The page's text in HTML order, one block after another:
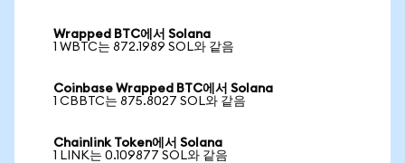
Wrapped BTC에서 Solana
1 WBTC는 872.1989 SOL와 같음
Coinbase Wrapped BTC에서 Solana
1 CBBTC는 875.8027 SOL와 같음
Chainlink Token에서 Solana
1 LINK는 0.109877 SOL와 같음